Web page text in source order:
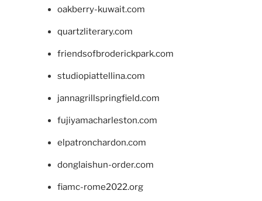
oakberry-kuwait.com
quartzliterary.com
friendsofbroderickpark.com
studiopiattellina.com
jannagrillspringfield.com
fujiyamacharleston.com
elpatronchardon.com
donglaishun-order.com
fiamc-rome2022.org